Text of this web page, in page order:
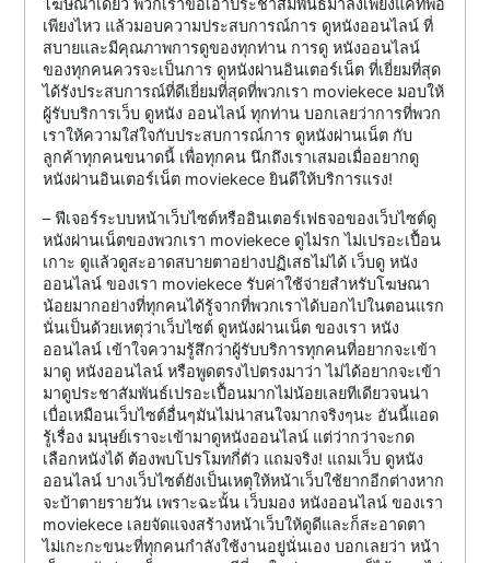
เพียงไหว แล้วมอบความประสบการณ์การ ดูหนังออนไลน์ ที่
สบายและมีคุณภาพการดูของทุกท่าน การดู หนังออนไลน์
ของทุกคนควรจะเป็นการ ดูหนังผ่านอินเตอร์เน็ต ที่เยี่ยมที่สุด
ได้รังประสบการณ์ที่ดีเยี่ยมที่สุดที่พวกเรา moviekece มอบให้
ผู้รับบริการเว็บ ดูหนัง ออนไลน์ ทุกท่าน บอกเลยว่าการที่พวก
เราให้ความใส่ใจกับประสบการณ์การ ดูหนังผ่านเน็ต กับ
ลูกค้าทุกคนขนาดนี้ เพื่อทุกคน นึกถึงเราเสมอเมื่ออยากดู
หนังผ่านอินเตอร์เน็ต moviekece ยินดีให้บริการแรง!
– ฟีเจอร์ระบบหน้าเว็บไซต์หรืออินเตอร์เฟธจอของเว็บไซต์ดู
หนังผ่านเน็ตของพวกเรา moviekece ดูไม่รก ไม่เปรอะเปื้อน
เกาะ ดูแล้วดูสะอาดสบายตาอย่างปฏิเสธไม่ได้ เว็บดู หนัง
ออนไลน์ ของเรา moviekece รับค่าใช้จ่ายสำหรับโฆษณา
น้อยมากอย่างที่ทุกคนได้รู้จากที่พวกเราได้บอกไปในตอนแรก
นั่นเป็นด้วยเหตุว่าเว็บไซต์ ดูหนังผ่านเน็ต ของเรา หนัง
ออนไลน์ เข้าใจความรู้สึกว่าผู้รับบริการทุกคนที่อยากจะเข้า
มาดู หนังออนไลน์ หรือพูดตรงไปตรงมาว่า ไม่ได้อยากจะเข้า
มาดูประชาสัมพันธ์เปรอะเปื้อนมากไม่น้อยเลยทีเดียวจนน่า
เบื่อเหมือนเว็บไซต์อื่นๆมันไม่น่าสนใจมากจริงๆนะ อันนี้แอด
รู้เรื่อง มนุษย์เราจะเข้ามาดูหนังออนไลน์ แต่ว่ากว่าจะกด
เลือกหนังได้ ต้องพบโปรโมทกี่ตัว แถมจริง! แถมเว็บ ดูหนัง
ออนไลน์ บางเว็บไซต์ยังเป็นเหตุให้หน้าเว็บใช้ยากอีกต่างหาก
จะบ้าตายรายวัน เพราะฉะนั้น เว็บมอง หนังออนไลน์ ของเรา
moviekece เลยจัดแจงสร้างหน้าเว็บให้ดูดีและก็สะอาดตา
ไม่เกะกะขนะที่ทุกคนกำลังใช้งานอยู่นั่นเอง บอกเลยว่า หน้า